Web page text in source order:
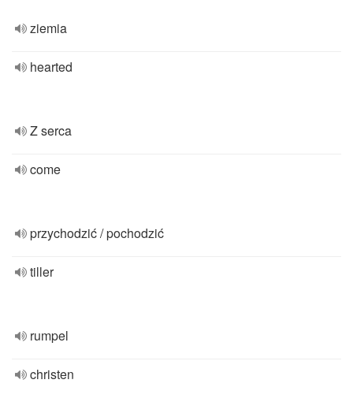
ziemia
hearted
Z serca
come
przychodzić / pochodzić
tiller
rumpel
christen